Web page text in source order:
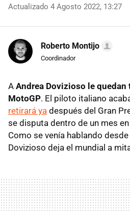
Actualizado 4 Agosto 2022, 13:27
Roberto Montijo
Coordinador
A Andrea Dovizioso le quedan
MotoGP. El piloto italiano
retirará ya después del Gran
se disputa dentro de un mes
Como se venía hablando
Dovizioso deja el mundial a